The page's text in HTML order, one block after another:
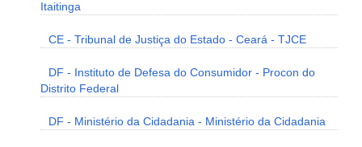
Itaitinga
CE - Tribunal de Justiça do Estado - Ceará - TJCE
DF - Instituto de Defesa do Consumidor - Procon do
Distrito Federal
DF - Ministério da Cidadania - Ministério da Cidadania